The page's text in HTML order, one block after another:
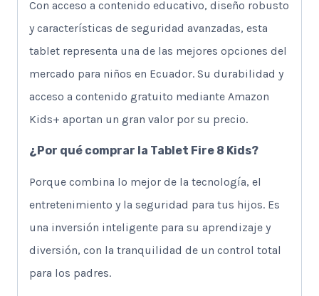
Con acceso a contenido educativo, diseño robusto
y características de seguridad avanzadas, esta
tablet representa una de las mejores opciones del
mercado para niños en Ecuador. Su durabilidad y
acceso a contenido gratuito mediante Amazon
Kids+ aportan un gran valor por su precio.
¿Por qué comprar la Tablet Fire 8 Kids?
Porque combina lo mejor de la tecnología, el
entretenimiento y la seguridad para tus hijos. Es
una inversión inteligente para su aprendizaje y
diversión, con la tranquilidad de un control total
para los padres.